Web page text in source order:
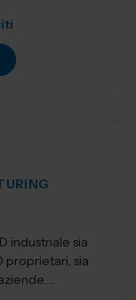
industriale sia
proprietari, sia